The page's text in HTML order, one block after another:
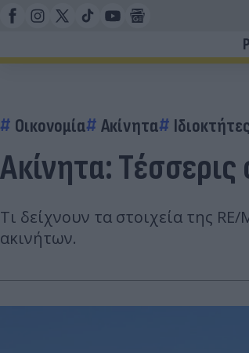
Οικονομία Ακίνητα
Ακίνητα:
Τι δείχνουν τα στοιχεία της
ακινήτων.